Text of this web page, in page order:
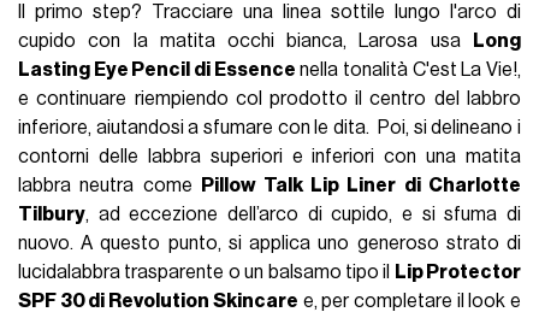
Il primo step? Tracciare una linea sottile lungo l'arco di
cupido con la matita occhi bianca, Larosa usa
Long
Lasting Eye Pencil di Essence nella tonalità C'est La Vie!,
e continuare riempiendo col prodotto il centro del labbro
inferiore, aiutandosi a sfumare con le dita. Poi, si delineano i
contorni delle labbra superiori e inferiori con una matita
labbra neutra come
Pillow Talk Lip Liner di Charlotte
Tilbury, ad eccezione dell’arco di cupido, e si sfuma di
nuovo. A questo punto, si applica uno generoso strato di
lucidalabbra trasparente o un balsamo tipo il
Lip Protector
SPF 30 di Revolution Skincare e, per completare il look e